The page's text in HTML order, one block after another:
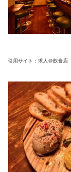
引用サイト：求人＠飲食店